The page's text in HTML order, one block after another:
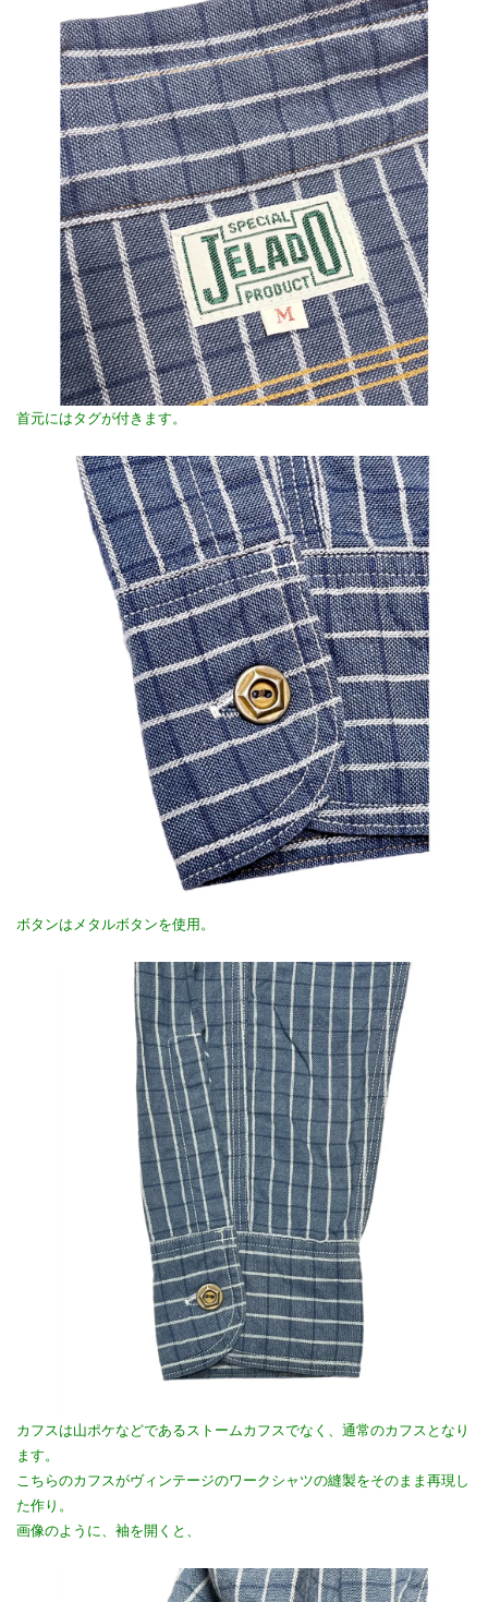
首元にはタグが付きます。
ボタンはメタルボタンを使用。
カフスは山ポケなどであるストームカフスでなく、通常のカフスとなり
ます。
こちらのカフスがヴィンテージのワークシャツの縫製をそのまま再現し
た作り。
画像のように、袖を開くと、